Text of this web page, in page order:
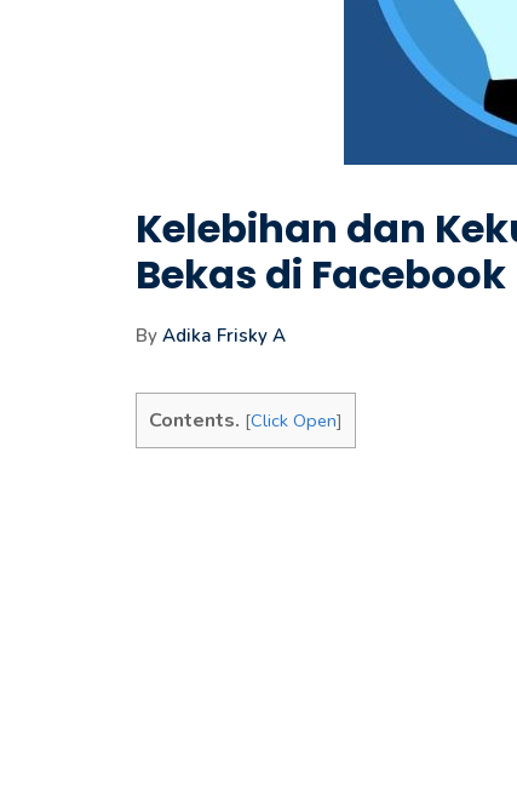
Kelebihan dan
Bekas di Facebook
By Adika Frisky A
Contents. [Click Open]